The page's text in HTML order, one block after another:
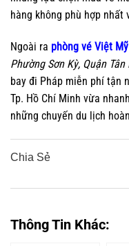
hàng không phù hợp nhất
Ngoài ra phòng vé Việt Mỹ
Phường Sơn Kỳ, Quận Tân
bay đi Pháp miễn phí tận
Tp. Hồ Chí Minh vừa
những chuyến du lịch
Chia Sẻ
Thông Tin Khác: